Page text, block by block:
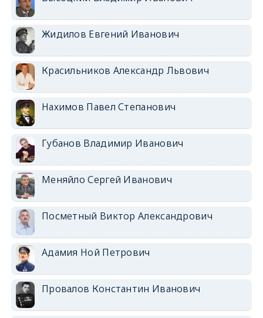
Жидилов Евгений Иванович
Красильников Александр Львович
Нахимов Павел Степанович
Губанов Владимир Иванович
Меняйло Сергей Иванович
Посметный Виктор Александрович
Адамия Ной Петрович
Провалов Константин Иванович